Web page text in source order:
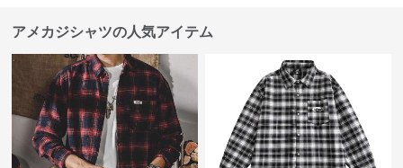
アメカジシャツの人気アイテム